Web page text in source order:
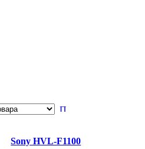
Sony HVL-F1100